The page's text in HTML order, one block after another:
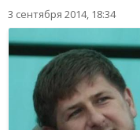
3 сентября 2014, 18:34